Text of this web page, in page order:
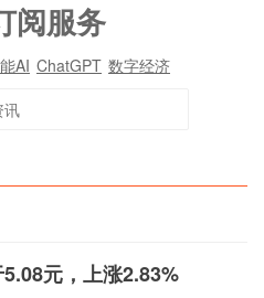
阅服务
AI ChatGPT 数字经济
元，上涨2.83%